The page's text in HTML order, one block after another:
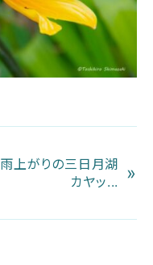
雨上がりの三日月湖
カヤッ...
»